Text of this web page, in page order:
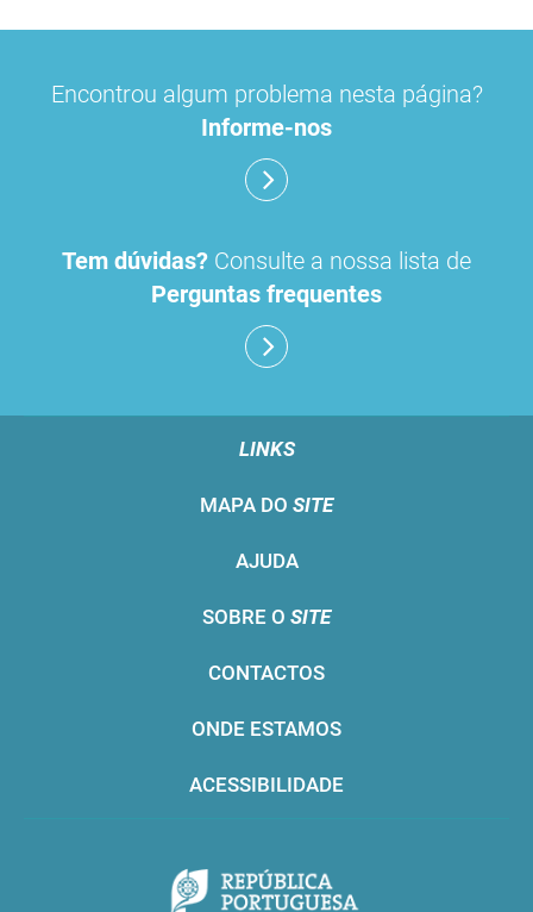
paracetamol codeina buclizina picetoprofeno
contraceção de emergência amorolfina
Encontrou algum problema nesta página?
Informe-nos
Tem dúvidas? Consulte a nossa lista de
Perguntas frequentes
LINKS
MAPA DO SITE
AJUDA
SOBRE O SITE
CONTACTOS
ONDE ESTAMOS
ACESSIBILIDADE